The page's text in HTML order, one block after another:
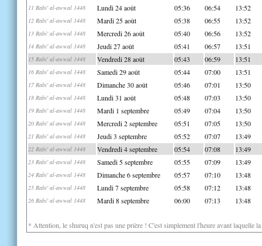
11 Rabi' al-awwal 1448 Lundi 24 août 05:36 06:54 13:52
12 Rabi' al-awwal 1448 Mardi 25 août 05:38 06:55 13:52
13 Rabi' al-awwal 1448 Mercredi 26 août 05:40 06:56 13:52
14 Rabi' al-awwal 1448 Jeudi 27 août 05:41 06:57 13:51
15 Rabi' al-awwal 1448 Vendredi 28 août 05:43 06:59 13:51
16 Rabi' al-awwal 1448 Samedi 29 août 05:44 07:00 13:51
17 Rabi' al-awwal 1448 Dimanche 30 août 05:46 07:01 13:50
18 Rabi' al-awwal 1448 Lundi 31 août 05:48 07:03 13:50
19 Rabi' al-awwal 1448 Mardi 1 septembre 05:49 07:04 13:50
20 Rabi' al-awwal 1448 Mercredi 2 septembre 05:51 07:05 13:50
21 Rabi' al-awwal 1448 Jeudi 3 septembre 05:52 07:07 13:49
22 Rabi' al-awwal 1448 Vendredi 4 septembre 05:54 07:08 13:49
23 Rabi' al-awwal 1448 Samedi 5 septembre 05:55 07:09 13:49
24 Rabi' al-awwal 1448 Dimanche 6 septembre 05:57 07:10 13:48
25 Rabi' al-awwal 1448 Lundi 7 septembre 05:58 07:12 13:48
26 Rabi' al-awwal 1448 Mardi 8 septembre 06:00 07:13 13:48
* Attention, le shuruq n'est pas une prière ! C'est simplement l'heure avant laquelle